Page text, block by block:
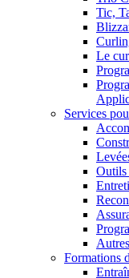
Tic,
Le
Services
Outils
Formations